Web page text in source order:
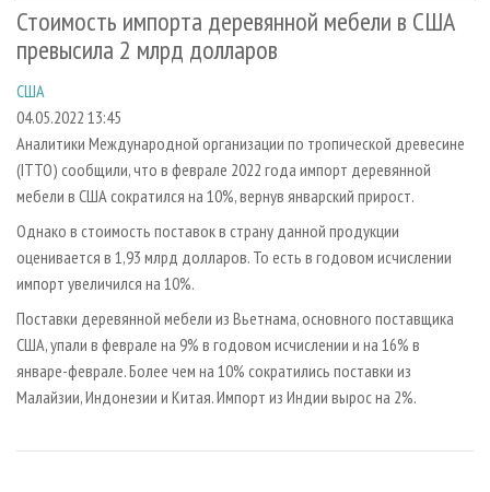
ЛЕСОПИЛЕНИЕ
СУШКА ДРЕВЕСИНЫ
ПРОИЗВОДСТВО ДРЕВЕСНЫХ ПЛИТ
ДЕРЕВЯННОЕ ДОМОСТРОЕНИЕ
БИОЭНЕРГЕТИКА
ЦБП
ИНСТРУМЕНТ И МАТЕРИАЛЫ
НОВОСТИ ЖУРНАЛА
ПРЕДПРИЯТИЯ ЛПК
ПЕРСОНЫ
МОБИЛЬНЫЕ ВЫСТАВКИ
ОФИЦИАЛЬНЫЕ ДЕЛЕГАЦИИ
ПРИОРИТЕТНЫЕ ИНВЕСТПРОЕКТЫ
RUSSIAN FORESTRY REVIEW
ГАЗЕТА ЛЕСПРОМФОРУМ
БИБЛИОТЕКА СПЕЦИАЛИСТА
АРХИВ ЖУРНАЛОВ
О ЖУРНАЛЕ
КОНТАКТЫ
РЕКЛАМОДАТЕЛЯМ
РЕКЛАМА
РЕКЛАМА НА САЙТЕ
Стоимость импорта деревянной мебели в США
превысила 2 млрд долларов
США
04.05.2022 13:45
Аналитики Международной организации по тропической древесине
(ITTO) сообщили, что в феврале 2022 года импорт деревянной
мебели в США сократился на 10%, вернув январский прирост.
Однако в стоимость поставок в страну данной продукции
оценивается в 1,93 млрд долларов. То есть в годовом исчислении
импорт увеличился на 10%.
Поставки деревянной мебели из Вьетнама, основного поставщика
США, упали в феврале на 9% в годовом исчислении и на 16% в
январе-феврале. Более чем на 10% сократились поставки из
Малайзии, Индонезии и Китая. Импорт из Индии вырос на 2%.